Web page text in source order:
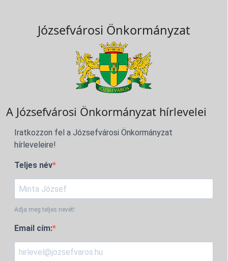
Józsefvárosi Önkormányzat
A Józsefvárosi Önkormányzat hírlevelei
Iratkozzon fel a Józsefvárosi Önkormányzat
hírleveleire!
Teljes név
Adja meg teljes nevét!
Email cím: